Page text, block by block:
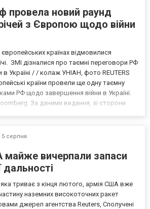
провела новий раунд
з Європою щодо війни
країнах відмовилися
ЗМІ дізналися про таємні переговори РФ
Україні / / колаж УНІАН, фото REUTERS
країни провели ще одну таємну
РФ щодо завершення війни в Україні.
За даними видання, зі сторони
5 серпня
вичерпали запаси
дальності
яка триває з кінця лютого, армія США вже
наземних високоточних ракет
джерел агентства Reuters, Сполучені